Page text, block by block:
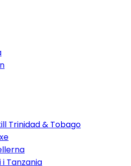
Trinidad & Tobago
Tanzania